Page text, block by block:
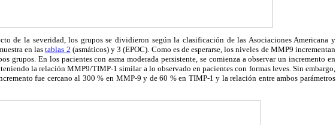
de la severidad,los grupos se dividieron según la clasificación de las Asociaciones Americana y
en lastablas 2 (asmáticos) y 3 (EPOC). Como es de esperarse, los niveles de MMP9 incrementan
grupos. En los pacientes con asma moderada persistente, se comienza a observar un incremento en
la relación MMP9/TIMP-1 similar a lo observado en pacientes con formas leves. Sin embargo,
fue cercano al 300 % en MMP-9 y de 60 % en TIMP-1 y la relación entre ambos parámetros